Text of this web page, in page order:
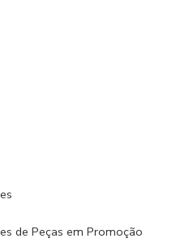
de Peças em Promoção